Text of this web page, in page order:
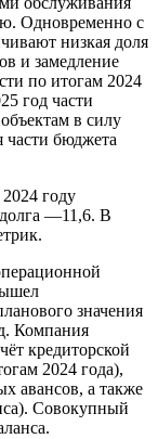
Одновременно с
низкая доля
и замедление
по итогам 2024
год части
в силу
части бюджета
году
долга —11,6. В
значения
Компания
кредиторской
2024 года),
авансов, а также
Совокупный